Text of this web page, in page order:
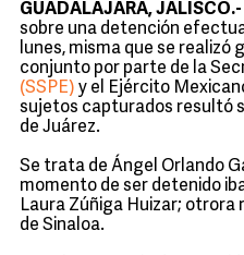
GUADALAJARA, JALISCO.-
sobre una detención
lunes, misma que se realizó
conjunto por parte de la
(SSPE) y el Ejército
sujetos capturados resultó
de Juárez.
Se trata de Ángel Orlando
momento de ser detenido
Laura Zúñiga Huizar; otrora
de Sinaloa.